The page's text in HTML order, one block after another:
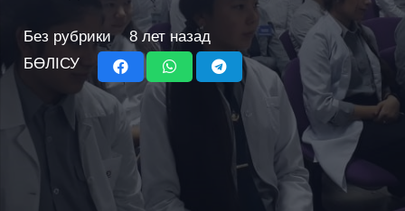
Без рубрики
8 лет назад
БӨЛІСУ